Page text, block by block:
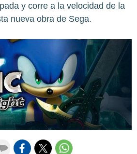
y corre a la velocidad de la
nueva obra de Sega.